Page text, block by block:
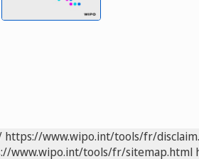
https://www.wipo.int/tools/fr/
www.wipo.int/tools/fr/sitemap.html